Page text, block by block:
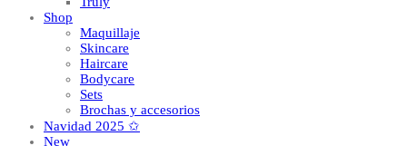
Shop
Maquillaje
Skincare
Haircare
Bodycare
Sets
Brochas y accesorios
Navidad 2025 ✩
New